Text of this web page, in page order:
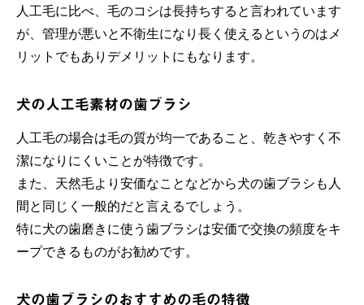
人工毛に比べ、毛のコシは長持ちすると言われています
が、管理が悪いと不衛生になり長く使えるというのはメ
リットでもありデメリットにもなります。
犬の人工毛素材の歯ブラシ
人工毛の場合は毛の質が均一であること、乾きやすく不
潔になりにくいことが特徴です。
また、天然毛より安価なことなどから犬の歯ブラシも人
間と同じく一般的だと言えるでしょう。
特に犬の歯磨きに使う歯ブラシは安価で交換の頻度をキ
ープできるものがお勧めです。
犬の歯ブラシのおすすめの毛の特徴